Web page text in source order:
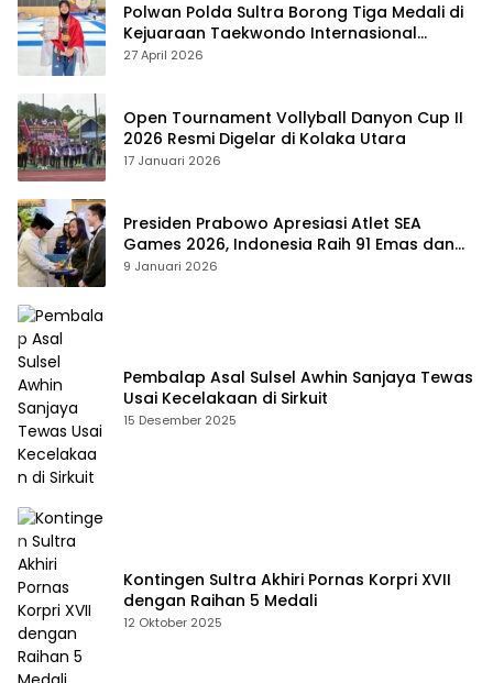
Polwan Polda Sultra Borong Tiga Medali di
Kejuaraan Taekwondo Internasional
Jepang
27 April 2026
Open Tournament Vollyball Danyon Cup II
2026 Resmi Digelar di Kolaka Utara
17 Januari 2026
Presiden Prabowo Apresiasi Atlet SEA
Games 2026, Indonesia Raih 91 Emas dan
Kembali ke Dua Besar
9 Januari 2026
Pembalap Asal Sulsel Awhin Sanjaya Tewas
Usai Kecelakaan di Sirkuit
15 Desember 2025
Kontingen Sultra Akhiri Pornas Korpri XVII
dengan Raihan 5 Medali
12 Oktober 2025